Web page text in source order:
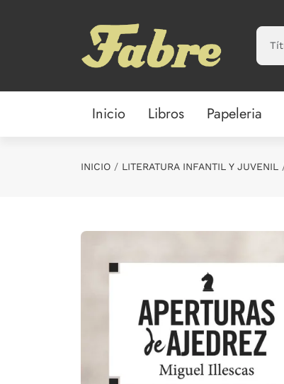
Inicio Libros Papeleria
INICIO LITERATURA INFANTIL Y JUVENIL